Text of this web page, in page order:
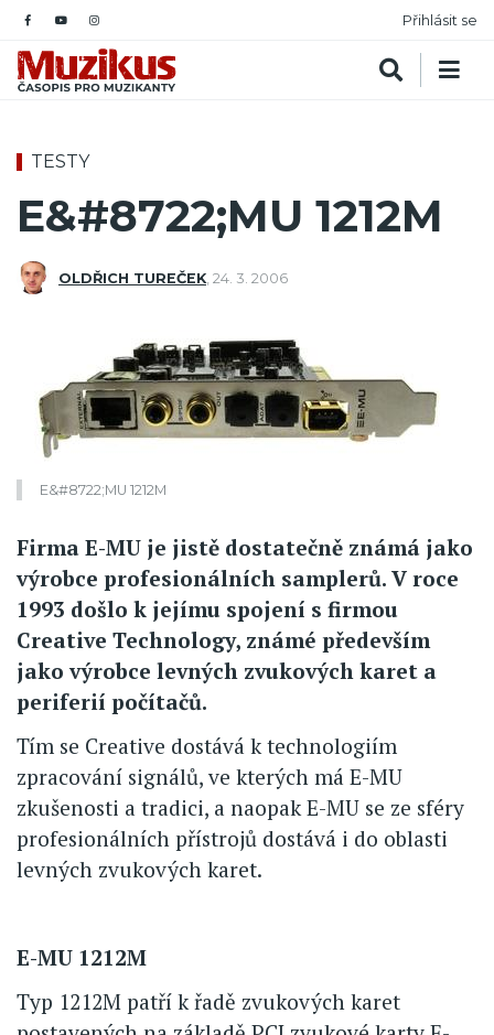
Přihlásit se
TESTY
E&#8722;MU 1212M
OLDŘICH TUREČEK 24. 3. 2006
E&#8722;MU 1212M
Firma E-MU je jistě dostatečně známá jako
výrobce profesionálních samplerů. V roce
1993 došlo k jejímu spojení s firmou
Creative Technology, známé především
jako výrobce levných zvukových karet a
periferií počítačů.
Tím se Creative dostává k technologiím
zpracování signálů, ve kterých má E-MU
zkušenosti a tradici, a naopak E-MU se ze sféry
profesionálních přístrojů dostává i do oblasti
levných zvukových karet.
E-MU 1212M
Typ 1212M patří k řadě zvukových karet